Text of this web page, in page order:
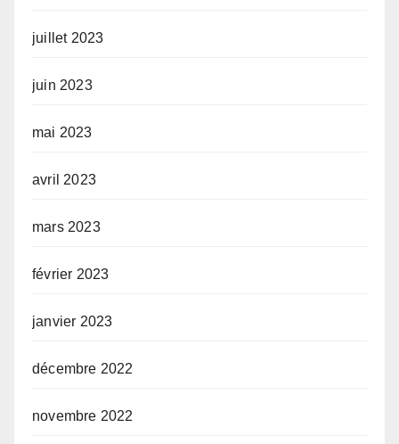
juillet 2023
juin 2023
mai 2023
avril 2023
mars 2023
février 2023
janvier 2023
décembre 2022
novembre 2022